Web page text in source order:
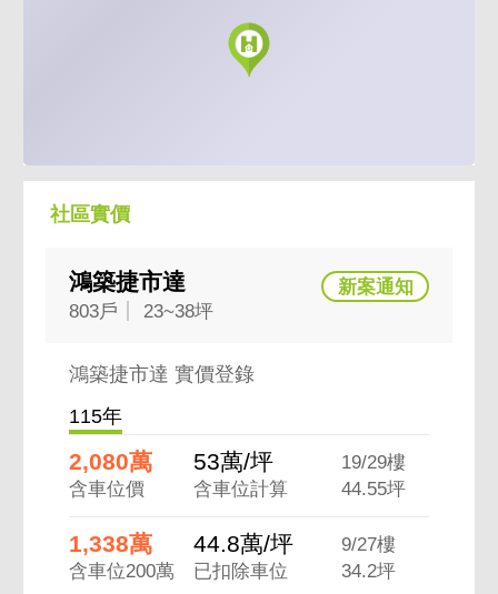
社區實價
鴻築捷市達
803戶 23~38坪
鴻築捷市達 實價登錄
115年
2,080萬
含車位價
53萬/坪
含車位計算
19/29樓
44.55坪
1,338萬
含車位200萬
44.8萬/坪
已扣除車位
9/27樓
34.2坪